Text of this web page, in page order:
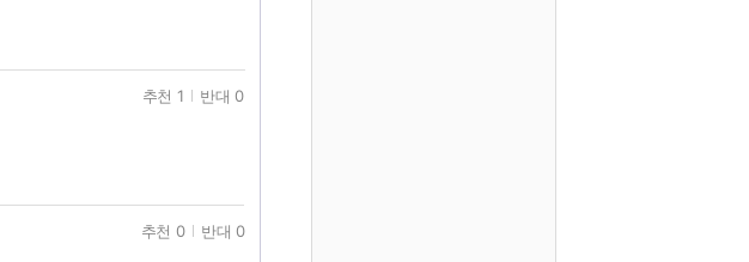
추천 1 반대 0
추천 0 반대 0